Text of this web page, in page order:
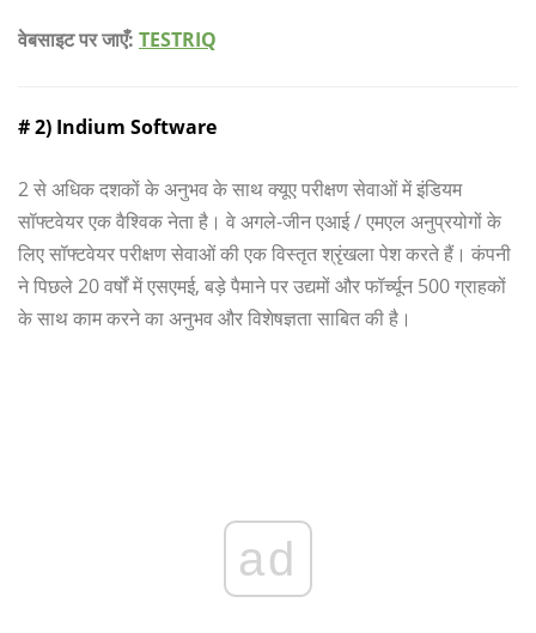
वेबसाइट पर जाएँ: TESTRIQ
# 2) Indium Software
2 से अधिक दशकों के अनुभव के साथ क्यूए परीक्षण सेवाओं में इंडियम
सॉफ्टवेयर एक वैश्विक नेता है। वे अगले-जीन एआई / एमएल अनुप्रयोगों के
लिए सॉफ्टवेयर परीक्षण सेवाओं की एक विस्तृत श्रृंखला पेश करते हैं। कंपनी
ने पिछले 20 वर्षों में एसएमई, बड़े पैमाने पर उद्यमों और फॉर्च्यून 500 ग्राहकों
के साथ काम करने का अनुभव और विशेषज्ञता साबित की है।
ad